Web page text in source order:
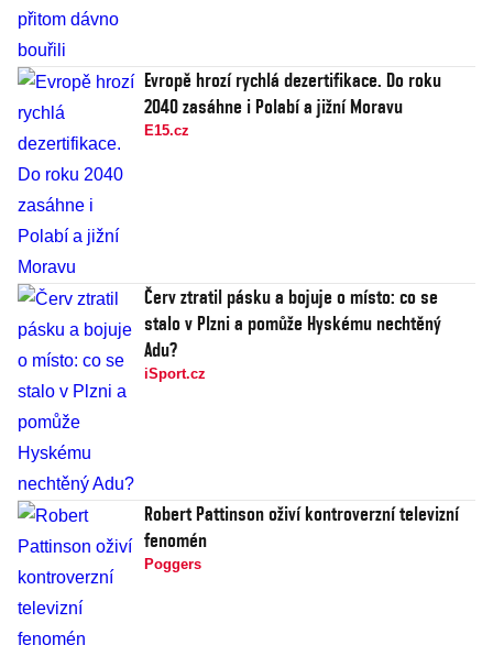
Evropě hrozí rychlá dezertifikace. Do roku
2040 zasáhne i Polabí a jižní Moravu
E15.cz
Červ ztratil pásku a bojuje o místo: co se
stalo v Plzni a pomůže Hyskému nechtěný
Adu?
iSport.cz
Robert Pattinson oživí kontroverzní televizní
fenomén
Poggers